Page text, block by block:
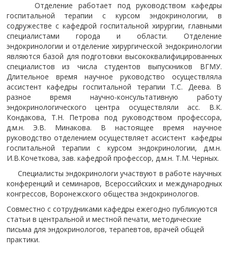
Отделение работает под руководством кафедры
госпитальной терапии с курсом эндокринологии, в
содружестве с кафедрой госпитальной хирургии, главными
специалистами города и области. Отделение
эндокринологии и отделение хирургической эндокринологии
являются базой для подготовки высококвалифицированных
специалистов из числа студентов выпускников ВГМУ.
Длительное время научное руководство осуществляла
ассистент кафедры госпитальной терапии Т.С. Деева. В
разное время научно-консультативную работу
эндокринологического центра осуществляли асс. В.К.
Кондакова, Т.Н. Петрова под руководством профессора,
д.м.н. Э.В. Минакова. В настоящее время научное
руководство отделением осуществляет ассистент кафедры
госпитальной терапии с курсом эндокринологии, д.м.н.
И.В.Кочеткова, зав. кафедрой профессор, д.м.н. Т.М. Черных.
Специалисты эндокринологи участвуют в работе научных
конференций и семинаров, Всероссийских и международных
конгрессов, Воронежского общества эндокринологов.
Совместно с сотрудниками кафедры ежегодно публикуются
статьи в центральной и местной печати, методические
письма для эндокринологов, терапевтов, врачей общей
практики.